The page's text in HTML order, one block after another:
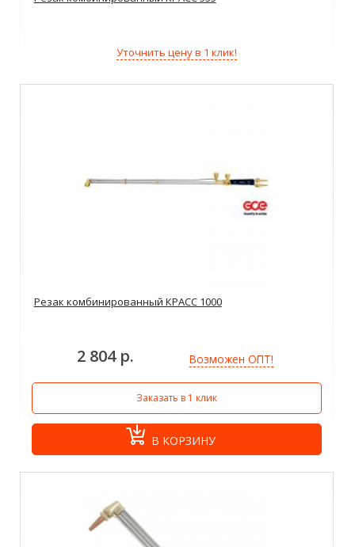
Уточнить цену в 1 клик!
Резак комбинированный КРАСС 1000
2 804 р. Возможен ОПТ!
Заказать в 1 клик
В КОРЗИНУ